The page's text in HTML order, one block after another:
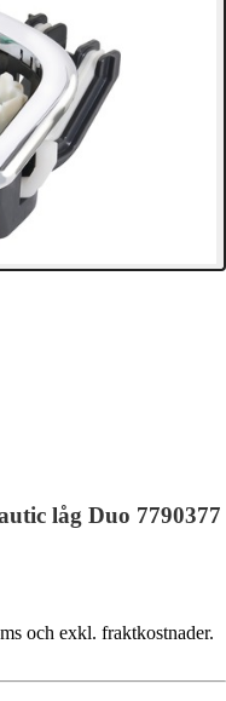
låg Duo 7790377
och exkl. fraktkostnader.